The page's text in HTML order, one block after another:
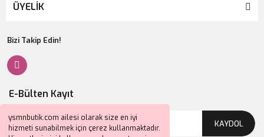
ysmnbutik.com ailesi olarak size en iyi
hizmeti sunabilmek için çerez kullanmaktadır.
ÜYELİK
Bizi Takip Edin!
E-Bülten Kayıt
KAYDOL